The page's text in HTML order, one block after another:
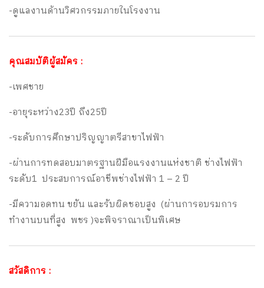
-ดูแลงานด้านวิศวกรรมภายในโรงงาน
คุณสมบัติผู้สมัคร :
-เพศชาย
-อายุระหว่าง23ปี ถึง25ปี
-ระดับการศึกษาปริญญาตรีสาขาไฟฟ้า
-ผ่านการทดสอบมาตรฐานฝีมือแรงงานแห่งชาติ ช่างไฟฟ้า
ระดับ1 ประสบการณ์อาชีพช่างไฟฟ้า 1 – 2 ปี
-มีความอดทน ขยัน และรับผิดชอบสูง (ผ่านการอบรมการ
ทำงานบนที่สูง พชร )จะพิจราณาเป็นพิเศษ
สวัสดิการ :